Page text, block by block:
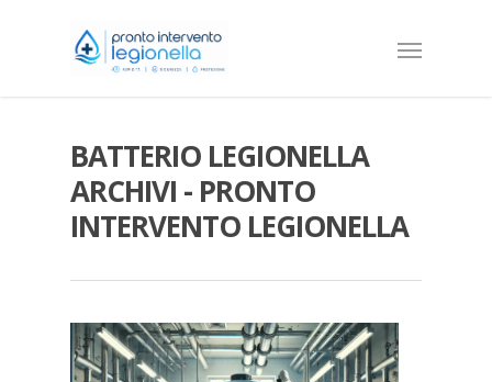
BATTERIO LEGIONELLA
ARCHIVI - PRONTO
INTERVENTO LEGIONELLA